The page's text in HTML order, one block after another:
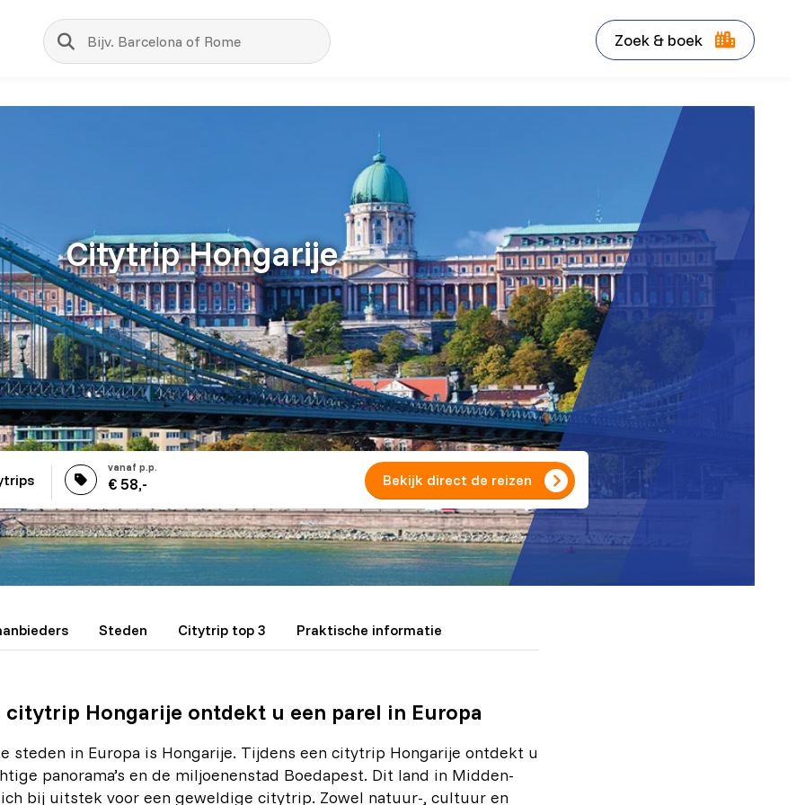
Zoeken
Zoek & boek
Citytrip Hongarije
€ 58,- Bekijk direct de reizen
Steden Citytrip top 3 Praktische informatie
citytrip Hongarije ontdekt u een parel in Europa
steden in Europa is Hongarije. Tijdens een citytrip Hongarije ontdekt u
panorama’s en de miljoenenstad Boedapest. Dit land in Midden-
bij uitstek voor een geweldige citytrip. Zowel natuur-, cultuur en